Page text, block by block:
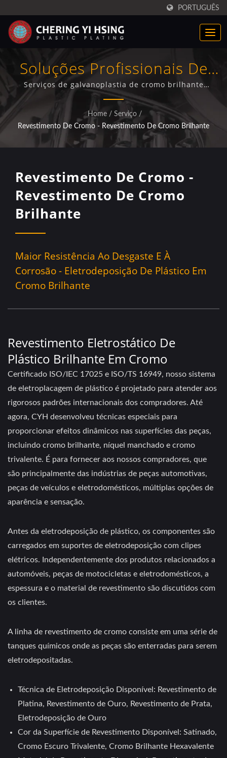
PORTUGUÊS
Soluções Profissionais De
Galvanoplastia De Plástico
Em Cromo Brilhante
Serviços de galvanoplastia de cromo brilhante
certificados pela ISO/IEC 17025 para componentes
automotivos com mais de 50 anos de experiência
especializada em tecnologia de galvanoplastia de
substratos plásticos.
Home / Serviço /
Revestimento De Cromo - Revestimento De Cromo Brilhante
Revestimento De Cromo -
Revestimento De Cromo
Brilhante
Maior Resistência Ao Desgaste E À
Corrosão - Eletrodeposição De Plástico Em
Cromo Brilhante
Revestimento Eletrostático De
Plástico Brilhante Em Cromo
Certificado ISO/IEC 17025 e ISO/TS 16949, nosso sistema
de eletroplacagem de plástico é projetado para atender aos
rigorosos padrões internacionais dos compradores. Até
agora, CYH desenvolveu técnicas especiais para
proporcionar efeitos dinâmicos nas superfícies das peças,
incluindo cromo brilhante, níquel manchado e cromo
trivalente. É para fornecer aos nossos compradores, que
são principalmente das indústrias de peças automotivas,
peças de veículos e eletrodomésticos, múltiplas opções de
aparência e sensação.
Antes da eletrodeposição de plástico, os componentes são
carregados em suportes de eletrodeposição com clipes
elétricos. Independentemente dos produtos relacionados a
automóveis, peças de motocicletas e eletrodomésticos, a
espessura e o material de revestimento são discutidos com
os clientes.
A linha de revestimento de cromo consiste em uma série de
tanques químicos onde as peças são enterradas para serem
eletrodepositadas.
Técnica de Eletrodeposição Disponível: Revestimento de
Platina, Revestimento de Ouro, Revestimento de Prata,
Eletrodeposição de Ouro
Cor da Superfície de Revestimento Disponível: Satinado,
Cromo Escuro Trivalente, Cromo Brilhante Hexavalente